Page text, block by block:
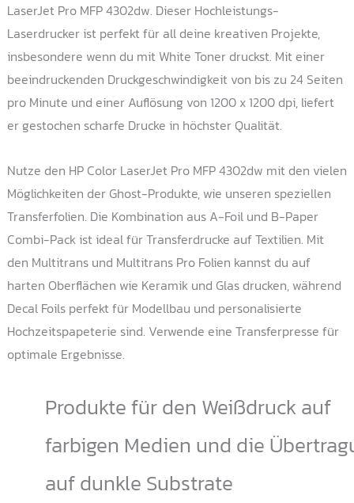
LaserJet Pro MFP 4302dw. Dieser Hochleistungs-
Laserdrucker ist perfekt für all deine kreativen Projekte,
insbesondere wenn du mit White Toner druckst. Mit einer
beeindruckenden Druckgeschwindigkeit von bis zu 24 Seiten
pro Minute und einer Auflösung von 1200 x 1200 dpi, liefert
er gestochen scharfe Drucke in höchster Qualität.
Nutze den HP Color LaserJet Pro MFP 4302dw mit den vielen
Möglichkeiten der Ghost-Produkte, wie unseren speziellen
Transferfolien. Die Kombination aus A-Foil und B-Paper
Combi-Pack ist ideal für Transferdrucke auf Textilien. Mit
den Multitrans und Multitrans Pro Folien kannst du auf
harten Oberflächen wie Keramik und Glas drucken, während
Decal Foils perfekt für Modellbau und personalisierte
Hochzeitspapeterie sind. Verwende eine Transferpresse für
optimale Ergebnisse.
Produkte für den Weißdruck auf
farbigen Medien und die
auf dunkle Substrate